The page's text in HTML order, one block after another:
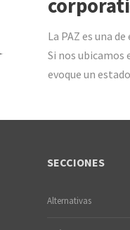
La PAZ es una
Si nos ubicamos
evoque un
SECCIONES
Alternativas